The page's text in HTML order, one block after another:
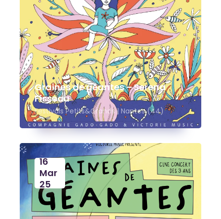
Graines de géantes – Serena
Fisseau
Festivals Petits&Grands | Nantes (44)
16
Mar
25